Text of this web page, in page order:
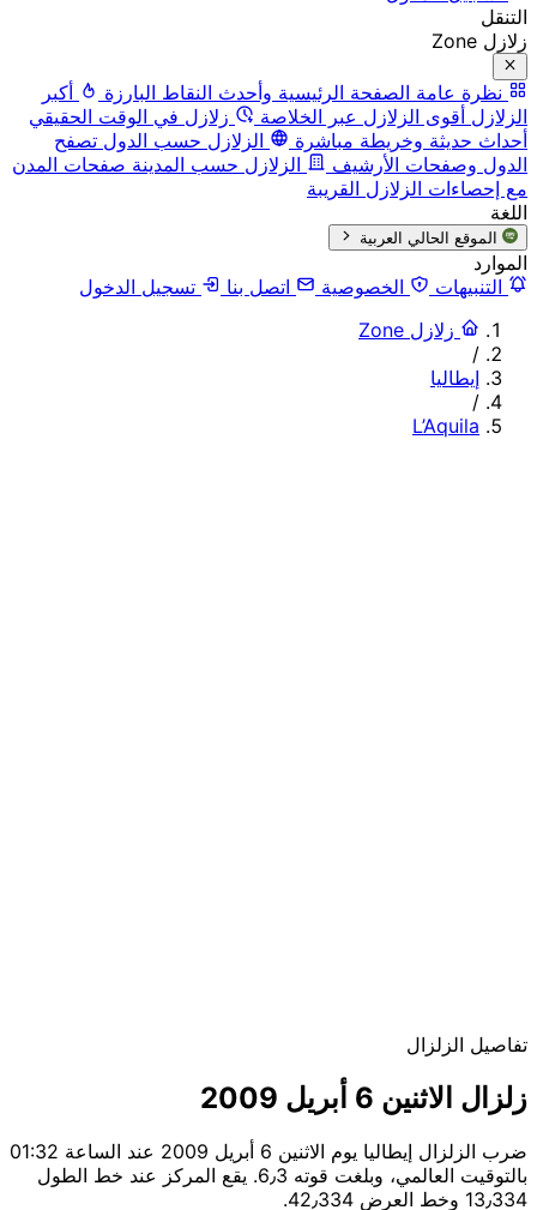
التنقل
زلازل Zone
نظرة عامة الصفحة الرئيسية وأحدث النقاط البارزة
أكبر
الزلازل أقوى الزلازل عبر الخلاصة
زلازل في الوقت الحقيقي
أحداث حديثة وخريطة مباشرة
الزلازل حسب الدول تصفح
الدول وصفحات الأرشيف
الزلازل حسب المدينة صفحات المدن
مع إحصاءات الزلازل القريبة
اللغة
الموقع الحالي العربية
الموارد
التنبيهات
الخصوصية اتصل بنا
تسجيل الدخول
زلازل Zone
/
إيطاليا
/
L’Aquila
تفاصيل الزلزال
زلزال الاثنين 6 أبريل 2009
ضرب الزلزال إيطاليا يوم الاثنين 6 أبريل 2009 عند الساعة 01:32
بالتوقيت العالمي، وبلغت قوته 6٫3. يقع المركز عند خط الطول
13٫334 وخط العرض 42٫334.